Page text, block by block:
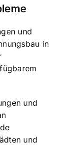
und
in
und
und